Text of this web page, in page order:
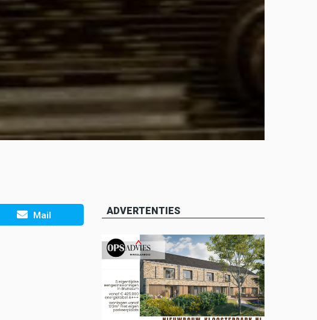
Mail ADVERTENTIES